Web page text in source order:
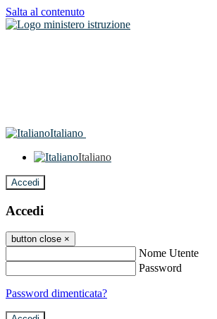
Salta al contenuto
Italiano
Italiano
Accedi
Accedi
button close ×
Nome Utente
Password
Password dimenticata?